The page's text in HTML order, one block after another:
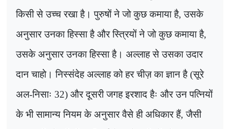
किसी से उच्च रखा है। पुरुषों ने जो कुछ कमाया है,उसके
अनुसार उनका हिस्सा है और स्त्रियों ने जो कुछ कमाया है,
उसके अनुसार उनका हिस्सा है। अल्लाह से उसका उदार
दान चाहो। निस्संदेह अल्लाह को हर चीज़ का ज्ञान है (सूरे
अल-निसाः 32) और दूसरी जगह इरशाद हैः और उन पत्नियों
के भी सामान्य नियम के अनुसार वैसे ही अधिकार हैं,जैसी